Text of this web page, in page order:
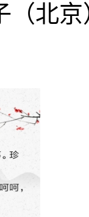
（北